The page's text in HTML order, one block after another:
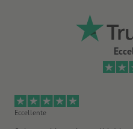
Eccellente